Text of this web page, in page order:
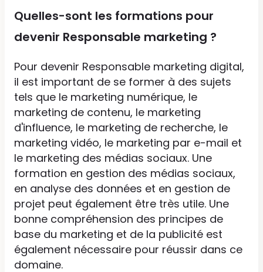
Quelles-sont les formations pour
devenir Responsable marketing ?
Pour devenir Responsable marketing digital,
il est important de se former à des sujets
tels que le marketing numérique, le
marketing de contenu, le marketing
d'influence, le marketing de recherche, le
marketing vidéo, le marketing par e-mail et
le marketing des médias sociaux. Une
formation en gestion des médias sociaux,
en analyse des données et en gestion de
projet peut également être très utile. Une
bonne compréhension des principes de
base du marketing et de la publicité est
également nécessaire pour réussir dans ce
domaine.